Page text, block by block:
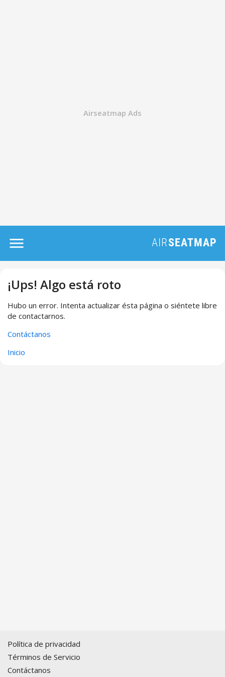
¡Ups! Algo está roto
Hubo un error. Intenta actualizar ésta página o siéntete libre
de contactarnos.
Contáctanos
Inicio
Política de privacidad
Términos de Servicio
Contáctanos